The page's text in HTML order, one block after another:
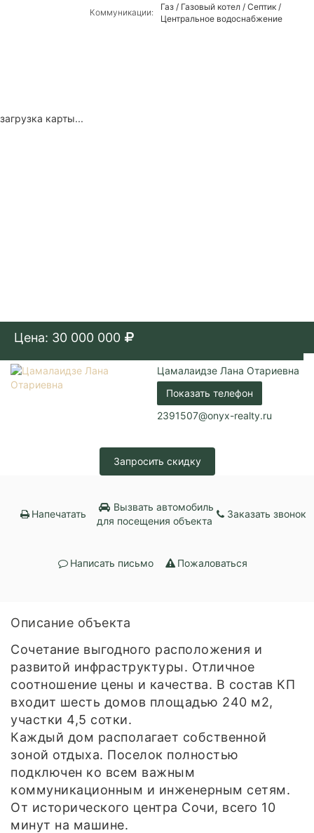
Коммуникации:
Газ / Газовый котел / Септик /
Центральное водоснабжение
загрузка карты...
Цена: 30 000 000
Цамалаидзе Лана Отариевна
Показать телефон
2391507@onyx-realty.ru
Запросить скидку
Напечатать
Вызвать автомобиль
для посещения объекта
Заказать звонок
Написать письмо Пожаловаться
Описание объекта
Сочетание выгодного расположения и
развитой инфраструктуры. Отличное
соотношение цены и качества. В состав КП
входит шесть домов площадью 240 м2,
участки 4,5 сотки.
Каждый дом располагает собственной
зоной отдыха. Поселок полностью
подключен ко всем важным
коммуникационным и инженерным сетям.
От исторического центра Сочи, всего 10
минут на машине.